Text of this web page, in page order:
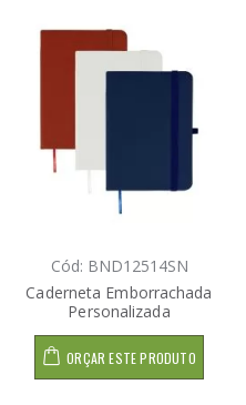
Cód: BND12514SN
Caderneta Emborrachada
Personalizada
ORÇAR ESTE PRODUTO